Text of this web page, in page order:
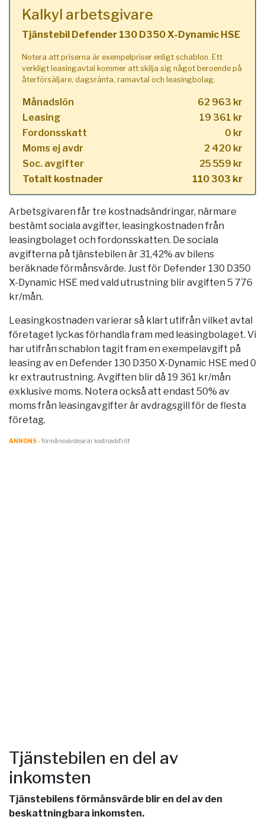
Kalkyl arbetsgivare
Tjänstebil Defender 130 D350 X-Dynamic HSE
Notera att priserna är exempelpriser enligt schablon. Ett
verkligt leasingavtal kommer att skilja sig något beroende på
återförsäljare, dagsränta, ramavtal och leasingbolag.
Månadslön
62 963 kr
Leasing
19 361 kr
Fordonsskatt
0 kr
Moms ej avdr
2 420 kr
Soc. avgifter
25 559 kr
Totalt kostnader
110 303 kr
Arbetsgivaren får tre kostnadsändringar, närmare
bestämt sociala avgifter, leasingkostnaden från
leasingbolaget och fordonsskatten. De sociala
avgifterna på tjänstebilen är 31,42% av bilens
beräknade förmånsvärde. Just för Defender 130 D350
X-Dynamic HSE med vald utrustning blir avgiften 5 776
kr/mån.
Leasingkostnaden varierar så klart utifrån vilket avtal
företaget lyckas förhandla fram med leasingbolaget. Vi
har utifrån schablon tagit fram en exempelavgift på
leasing av en Defender 130 D350 X-Dynamic HSE med 0
kr extrautrustning. Avgiften blir då 19 361 kr/mån
exklusive moms. Notera också att endast 50% av
moms från leasingavgifter är avdragsgill för de flesta
företag.
ANNONS- förmånsvärde.se är kostnadsfritt
Tjänstebilen en del av
inkomsten
Tjänstebilens förmånsvärde blir en del av den
beskattningbara inkomsten.